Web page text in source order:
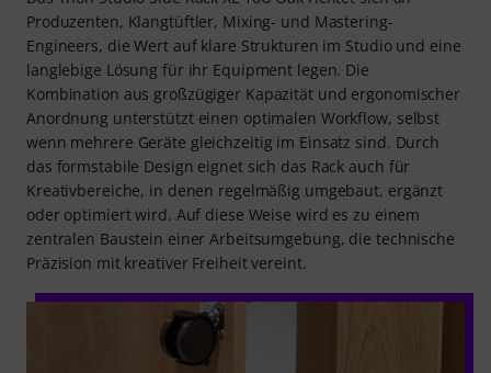
Produzenten, Klangtüftler, Mixing- und Mastering-
Engineers, die Wert auf klare Strukturen im Studio und eine
langlebige Lösung für ihr Equipment legen. Die
Kombination aus großzügiger Kapazität und ergonomischer
Anordnung unterstützt einen optimalen Workflow, selbst
wenn mehrere Geräte gleichzeitig im Einsatz sind. Durch
das formstabile Design eignet sich das Rack auch für
Kreativbereiche, in denen regelmäßig umgebaut, ergänzt
oder optimiert wird. Auf diese Weise wird es zu einem
zentralen Baustein einer Arbeitsumgebung, die technische
Präzision mit kreativer Freiheit vereint.